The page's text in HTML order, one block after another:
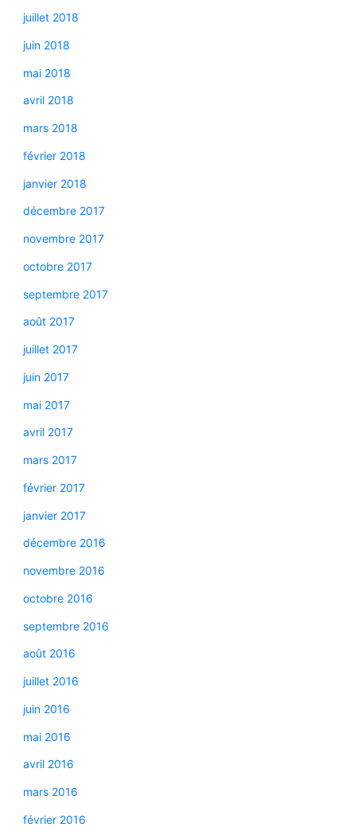
juillet 2018
juin 2018
mai 2018
avril 2018
mars 2018
février 2018
janvier 2018
décembre 2017
novembre 2017
octobre 2017
septembre 2017
août 2017
juillet 2017
juin 2017
mai 2017
avril 2017
mars 2017
février 2017
janvier 2017
décembre 2016
novembre 2016
octobre 2016
septembre 2016
août 2016
juillet 2016
juin 2016
mai 2016
avril 2016
mars 2016
février 2016